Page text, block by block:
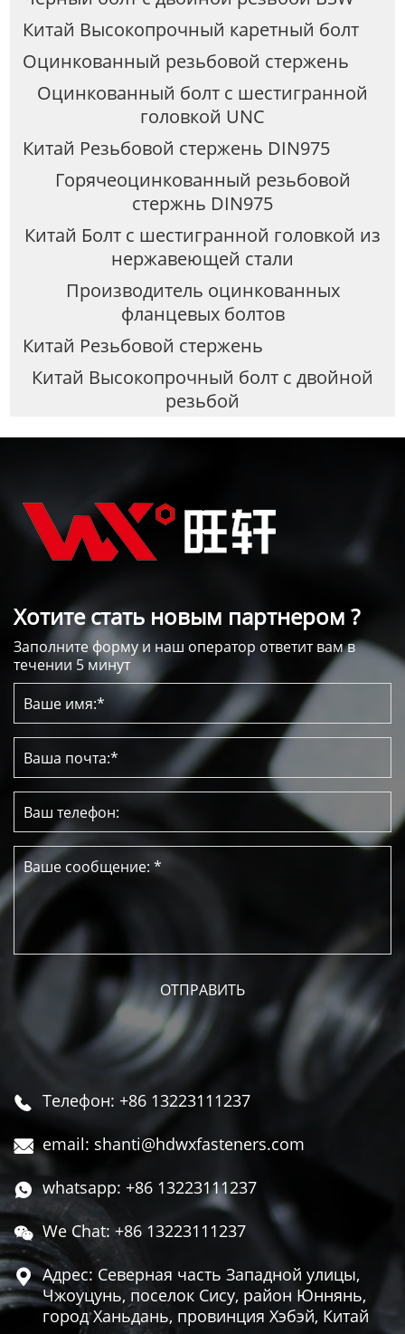
Китай Высокопрочный каретный болт
Оцинкованный резьбовой стержень
Оцинкованный болт с шестигранной
головкой UNC
Китай Резьбовой стержень DIN975
Горячеоцинкованный резьбовой
стержнь DIN975
Китай Болт с шестигранной головкой из
нержавеющей стали
Производитель оцинкованных
фланцевых болтов
Китай Резьбовой стержень
Китай Высокопрочный болт с двойной
резьбой
Хотите стать новым партнером ?
Заполните форму и наш оператор ответит вам в
течении 5 минут
 Телефон: +86 13223111237
 email: shanti@hdwxfasteners.com
 whatsapp: +86 13223111237
 We Chat: +86 13223111237
 Адрес: Северная часть Западной улицы,
Чжоуцунь, поселок Сису, район Юннянь,
город Ханьдань, провинция Хэбэй, Китай